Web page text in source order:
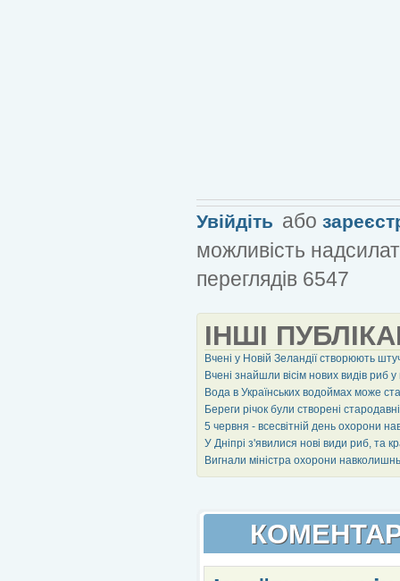
Увійдіть або
можливість
переглядів 6547
ІНШІ
Вчені у Новій Зеландії створюють
Вчені знайшли вісім нових видів риб
Вода в Українських водоймах може
Береги річок були створені
5 червня - всесвітній день охорони
У Дніпрі з'явилися нові види риб, та
Вигнали міністра охорони